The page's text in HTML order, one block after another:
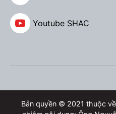
Youtube SHAC
Bản quyền © 2021 thuộc